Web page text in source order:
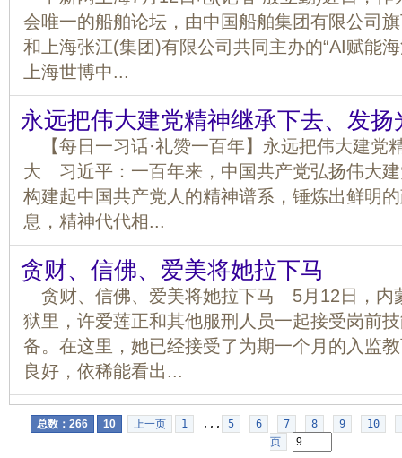
会唯一的船舶论坛，由中国船舶集团有限公司
和上海张江(集团)有限公司共同主办的“AI赋能
上海世博中...
永远把伟大建党精神继承下去、发扬
【每日一习话·礼赞一百年】永远把伟大建党
大 习近平：一百年来，中国共产党弘扬伟大
构建起中国共产党人的精神谱系，锤炼出鲜明
息，精神代代相...
贪财、信佛、爱美将她拉下马
贪财、信佛、爱美将她拉下马 5月12日，内
狱里，许爱莲正和其他服刑人员一起接受岗前
备。在这里，她已经接受了为期一个月的入监
良好，依稀能看出...
总数：266 10 上一页 1 ... 5 6 7 8 9 10
页